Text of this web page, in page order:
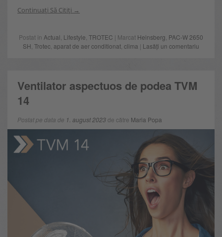
Continuați Să Citiți
Postat în Actual Lifestyle TROTEC | Marcat Heinsberg PAC-W 2650
SH Trotec aparat de aer conditionat clima | Lasăți un comentariu
Ventilator aspectuos de podea TVM
14
Postat pe data de 1. august 2023de către Maria Popa